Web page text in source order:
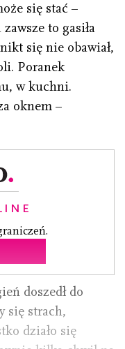
się stać –
to gasiła
się nie obawiał,
Poranek
w kuchni.
oknem –
doszedł do
się strach,
działo się